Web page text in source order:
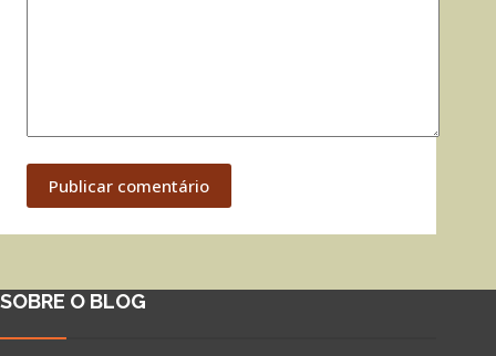
Publicar comentário
SOBRE O BLOG